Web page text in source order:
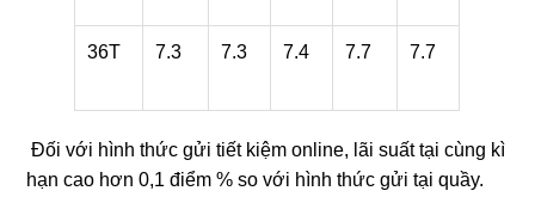
36T 7.3 7.3 7.4 7.7 7.7
Đối với hình thức gửi tiết kiệm online, lãi suất tại cùng kì
hạn cao hơn 0,1 điểm % so với hình thức gửi tại quầy.